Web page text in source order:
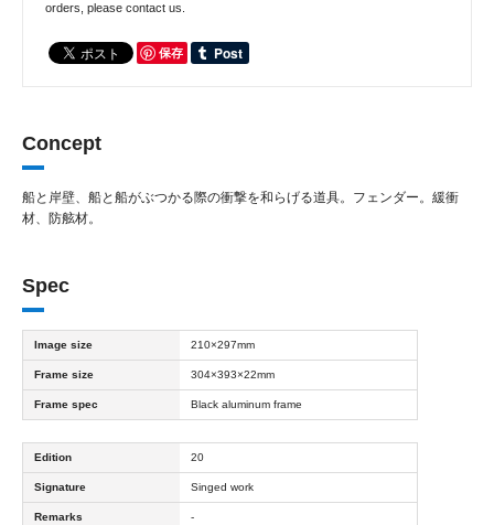
orders, please contact us.
保存
Concept
船と岸壁、船と船がぶつかる際の衝撃を和らげる道具。フェンダー。緩衝
材、防舷材。
Spec
Image size 210×297mm
Frame size 304×393×22mm
Frame spec Black aluminum frame
Edition 20
Signature Singed work
Remarks -